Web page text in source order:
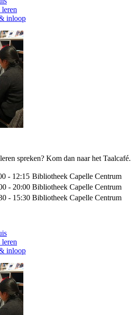
inloop
spreken? Kom dan naar het Taalcafé.
- 12:15 Bibliotheek Capelle Centrum
- 20:00 Bibliotheek Capelle Centrum
- 15:30 Bibliotheek Capelle Centrum
inloop